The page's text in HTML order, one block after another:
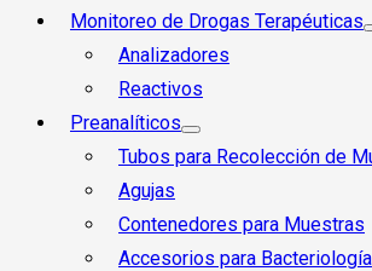
Monitoreo de Drogas Terapéuticas
Analizadores
Reactivos
Preanalíticos
Tubos para Recolección de
Agujas
Contenedores para Muestras
Accesorios para Bacteriología